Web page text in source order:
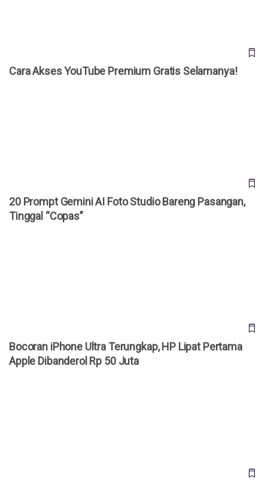
Cara Akses YouTube Premium Gratis Selamanya!
20 Prompt Gemini AI Foto Studio Bareng Pasangan,
Tinggal “Copas”
Bocoran iPhone Ultra Terungkap, HP Lipat Pertama
Apple Dibanderol Rp 50 Juta